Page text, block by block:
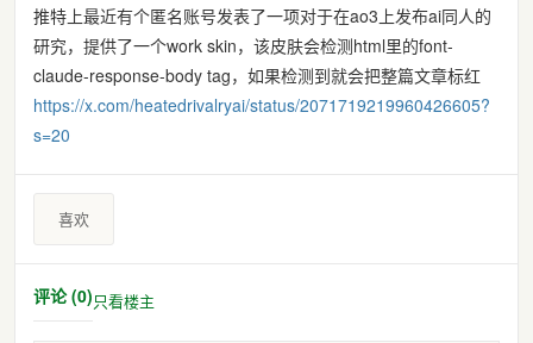
推特上最近有个匿名账号发表了一项对于在ao3上发布ai同人的
研究，提供了一个work skin，该皮肤会检测html里的font-
claude-response-body tag，如果检测到就会把整篇文章标红
https://x.com/heatedrivalryai/status/2071719219960426605?
s=20
喜欢
评论 (0)只看楼主